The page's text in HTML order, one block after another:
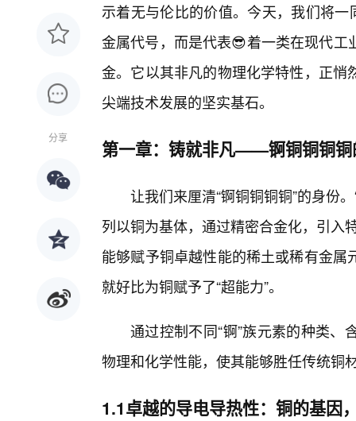
分享
示着无与伦比的价值。今天，我们将
金属代号，而是代表😎着一类在现代
金。它以其非凡的物理化学特性，正
尖端技术发展的坚实基石。
第一章：铸就非凡——锕铜铜铜铜
让我们来厘清“锕铜铜铜铜”的身份
列以铜为基体，通过精密合金化，引入
能够赋予铜卓越性能的稀土或稀有金
就好比为铜赋予了“超能力”。
通过控制不同“锕”族元素的种类
物理和化学性能，使其能够胜任传统铜
1.1卓越的导电导热性：铜的基因